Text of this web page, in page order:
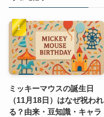
ミッキーマウスの誕生日
（11月18日）はなぜ祝われ
る？由来・豆知識・キャラ